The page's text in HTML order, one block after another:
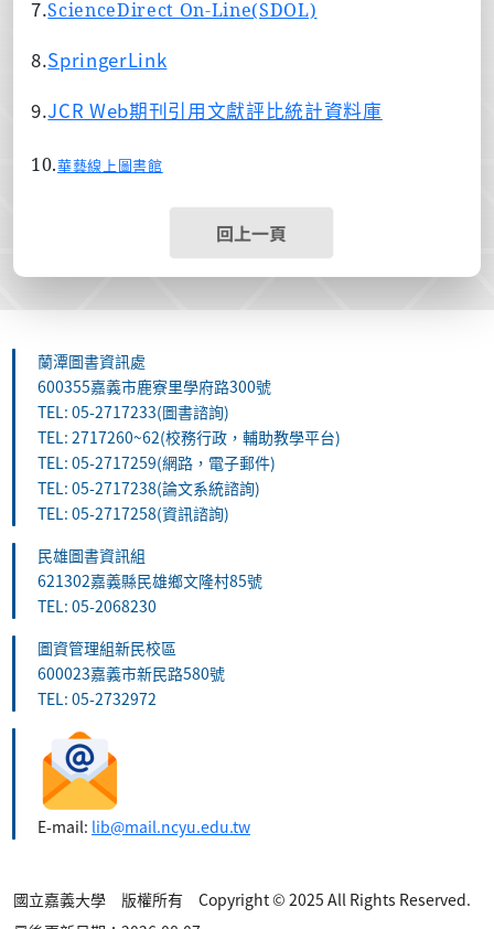
7.ScienceDirect On-Line(SDOL)
8.SpringerLink
9.JCR Web期刊引用文獻評比統計資料庫
10.華藝線上圖書館
回上一頁
蘭潭圖書資訊處
600355嘉義市鹿寮里學府路300號
TEL: 05-2717233(圖書諮詢)
TEL: 2717260~62(校務行政，輔助教學平台)
TEL: 05-2717259(網路，電子郵件)
TEL: 05-2717238(論文系統諮詢)
TEL: 05-2717258(資訊諮詢)
民雄圖書資訊組
621302嘉義縣民雄鄉文隆村85號
TEL: 05-2068230
圖資管理組新民校區
600023嘉義市新民路580號
TEL: 05-2732972
E-mail: lib@mail.ncyu.edu.tw
國立嘉義大學 版權所有 Copyright © 2025 All Rights Reserved.